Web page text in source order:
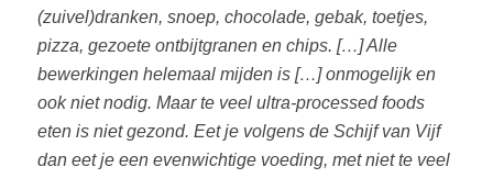
(zuivel)dranken, snoep, chocolade, gebak, toetjes,
pizza, gezoete ontbijtgranen en chips. […] Alle
bewerkingen helemaal mijden is […] onmogelijk en
ook niet nodig. Maar te veel ultra-processed foods
eten is niet gezond. Eet je volgens de Schijf van Vijf
dan eet je een evenwichtige voeding, met niet te veel